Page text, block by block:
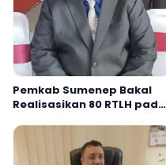
Pemkab Sumenep Bakal
Realisasikan 80 RTLH pada